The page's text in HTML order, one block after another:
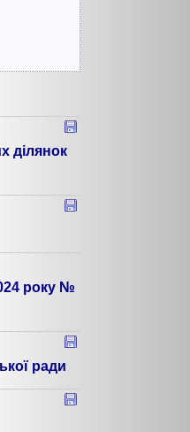
ділянок
року №
ради